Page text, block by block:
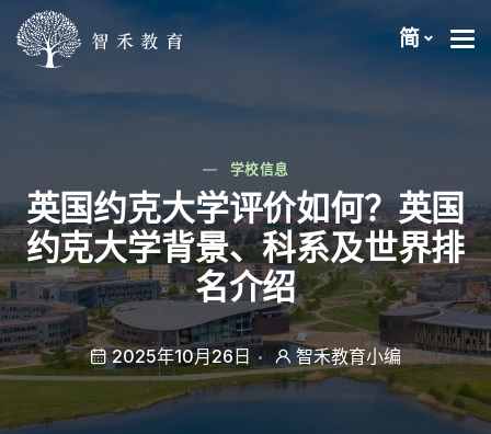
简
学校信息
英国约克大学评价如何？英国
约克大学背景、科系及世界排
名介绍
2025年10月26日 智禾教育小编